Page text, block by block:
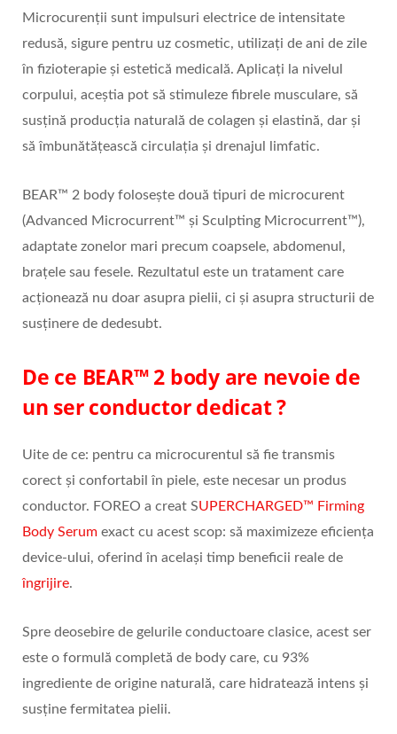
Microcurenții sunt impulsuri electrice de intensitate
redusă, sigure pentru uz cosmetic, utilizați de ani de zile
în fizioterapie și estetică medicală. Aplicați la nivelul
corpului, aceștia pot să stimuleze fibrele musculare, să
susțină producția naturală de colagen și elastină, dar și
să îmbunătățească circulația și drenajul limfatic.
BEAR™ 2 body folosește două tipuri de microcurent
(Advanced Microcurrent™ și Sculpting Microcurrent™),
adaptate zonelor mari precum coapsele, abdomenul,
brațele sau fesele. Rezultatul este un tratament care
acționează nu doar asupra pielii, ci și asupra structurii de
susținere de dedesubt.
De ce BEAR™ 2 body are nevoie de
un ser conductor dedicat ?
Uite de ce: pentru ca microcurentul să fie transmis
corect și confortabil în piele, este necesar un produs
conductor. FOREO a creat SUPERCHARGED™ Firming
Body Serum exact cu acest scop: să maximizeze eficiența
device-ului, oferind în același timp beneficii reale de
îngrijire.
Spre deosebire de gelurile conductoare clasice, acest ser
este o formulă completă de body care, cu 93%
ingrediente de origine naturală, care hidratează intens și
susține fermitatea pielii.